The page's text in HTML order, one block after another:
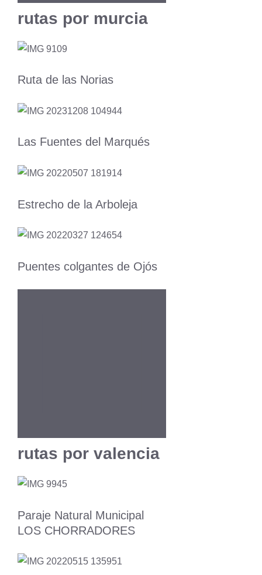
rutas por murcia
Ruta de las Norias
Las Fuentes del Marqués
Estrecho de la Arboleja
Puentes colgantes de Ojós
rutas por valencia
Paraje Natural Municipal
LOS CHORRADORES